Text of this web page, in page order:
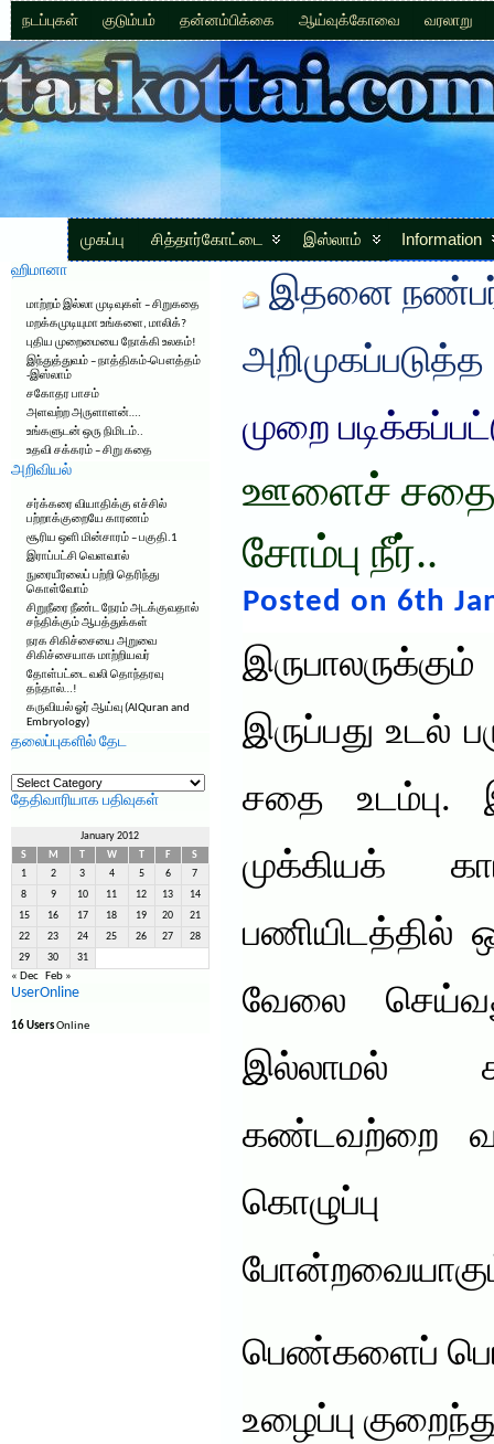
நடப்புகள் குடும்பம் தன்னம்பிக்கை ஆய்வுக்கோவை வரலாறு
முகப்பு சித்தார்கோட்டை இஸ்லாம் Information
ஹிமானா
மாற்றம் இல்லா முடிவுகள் – சிறுகதை
மறக்கமுடியுமா உங்களை, மாலிக்?
புதிய முறைமையை நோக்கி உலகம்!
இந்துத்துவம் – நாத்திகம்-பௌத்தம்
-இஸ்லாம்
சகோதர பாசம்
அளவற்ற அருளாளன்….
உங்களுடன் ஒரு நிமிடம்..
உதவி சக்கரம் – சிறு கதை
அறிவியல்
சர்க்கரை வியாதிக்கு எச்சில்
பற்றாக்குறையே காரணம்
சூரிய ஒளி மின்சாரம் – பகுதி.1
இராப்பட்சி வெளவால்
நுரையீரலைப் பற்றி தெரிந்து
கொள்வோம்
சிறுநீரை நீண்ட நேரம் அடக்குவதால்
சந்திக்கும் ஆபத்துக்கள்
நரக சிகிச்சையை அறுவை
சிகிச்சையாக மாற்றியவர்
தோள்பட்டை வலி தொந்தரவு
தந்தால்…!
கருவியல் ஓர் ஆய்வு (AlQuran and
Embryology)
தலைப்புகளில் தேட
தலைப்புகளில்
தேட
தேதிவாரியாக பதிவுகள்
January 2012
S
M W F
S
1
2 3 4 5 6 7
8 9 10 11 12 13 14
15 16 17 18 19 20 21
22 23 24 25 26 27 28
29 30 31
« Dec Feb »
UserOnline
16 UsersOnline
இதனை
அறிமுகப்படுத்த
முறை
ஊளைச்
சோம்பு நீர்..
Posted on 6th
இருப்பது
சதை உடம்பு.
முக்கியக்
பணியிடத்தில்
வேலை
இல்லாமல்
கண்டவற்றை
கொழுப்பு
பெண்களைப்
உழைப்பு